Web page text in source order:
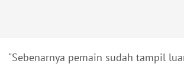
"Sebenarnya pemain sudah tampil